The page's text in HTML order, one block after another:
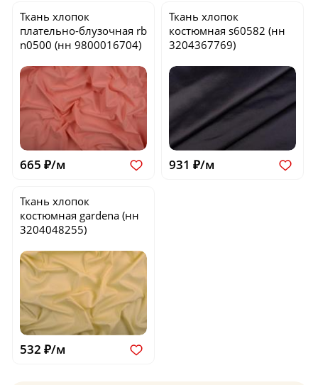
Ткань хлопок
плательно-блузочная rb
n0500 (нн 9800016704)
665 ₽/м
Ткань хлопок
костюмнаяs60582 (нн
3204367769)
931 ₽/м
Ткань хлопок
костюмная gardena (нн
3204048255)
532 ₽/м